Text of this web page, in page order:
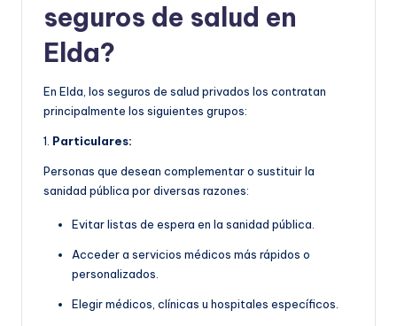
seguros de salud en
Elda?
En Elda, los seguros de salud privados los contratan
principalmente los siguientes grupos:
1. Particulares:
Personas que desean complementar o sustituir la
sanidad pública por diversas razones:
Evitar listas de espera en la sanidad pública.
Acceder a servicios médicos más rápidos o
personalizados.
Elegir médicos, clínicas u hospitales específicos.